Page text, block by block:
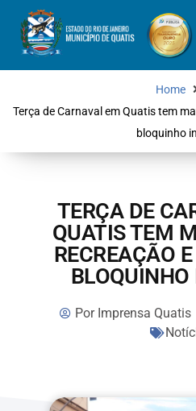
Home
Terça de Carnaval em Quatis tem
bloquinho
TERÇA DE
QUATIS TEM
RECREAÇÃO
PorImprensa Quatis